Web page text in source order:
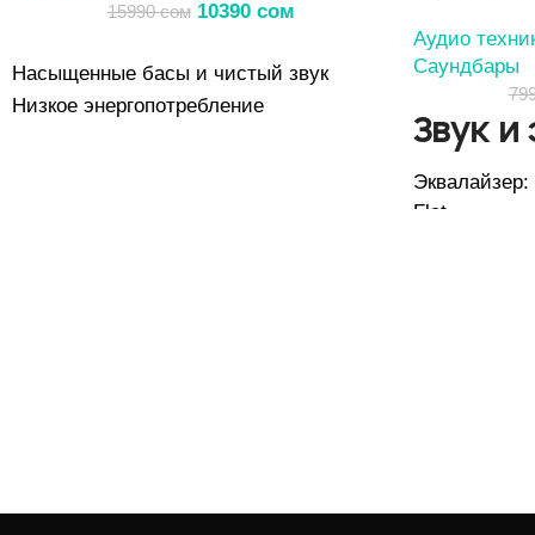
15990сом 10390 сом
Насыщенные басы и чистый звук
Низкое энергопотребление
Аудио
Саундбары
Звук
Flat
Таймер сна